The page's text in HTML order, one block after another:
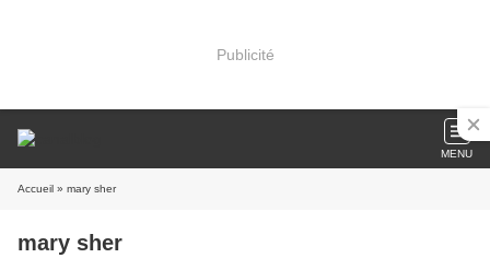
Publicité
MENU
Accueil » mary sher
mary sher